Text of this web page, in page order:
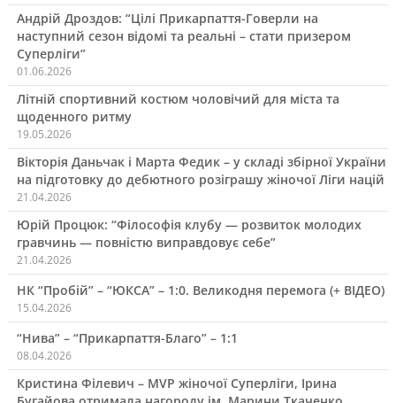
Андрій Дроздов: “Цілі Прикарпаття-Говерли на
наступний сезон відомі та реальні – стати призером
Суперліги”
01.06.2026
Літній спортивний костюм чоловічий для міста та
щоденного ритму
19.05.2026
Вікторія Даньчак і Марта Федик – у складі збірної України
на підготовку до дебютного розіграшу жіночої Ліги націй
21.04.2026
Юрій Процюк: “Філософія клубу — розвиток молодих
гравчинь — повністю виправдовує себе”
21.04.2026
НК “Пробій” – “ЮКСА” – 1:0. Великодня перемога (+ ВІДЕО)
15.04.2026
“Нива” – “Прикарпаття-Благо” – 1:1
08.04.2026
Кристина Філевич – MVP жіночої Суперліги, Ірина